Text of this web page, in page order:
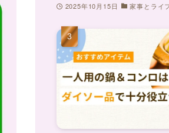
2025年10月15日 家事とライ